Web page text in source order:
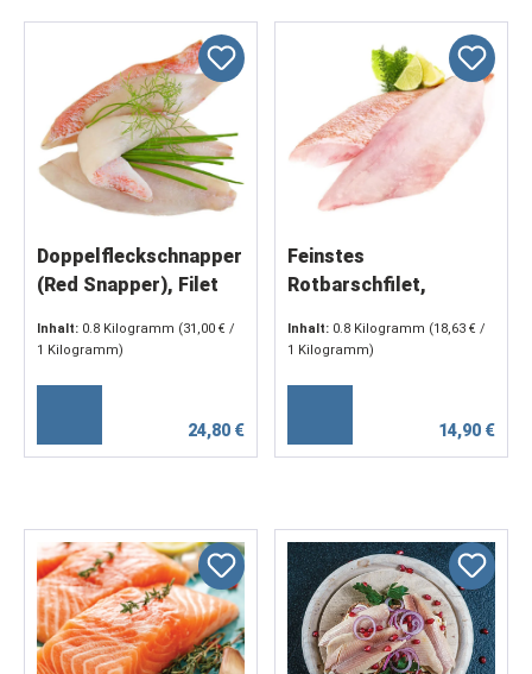
Doppelfleckschnapper
(Red Snapper), Filet
Inhalt: 0.8 Kilogramm (31,00 € /
1 Kilogramm)
24,80 €
Feinstes
Rotbarschfilet,
kg
Inhalt: 0.8 Kilogramm (18,63 € /
1 Kilogramm)
14,90 €